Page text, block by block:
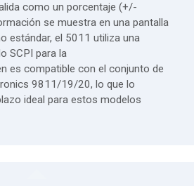
como un porcentaje (+/-
se muestra en una pantalla
estándar, el 5011 utiliza una
SCPI para la
es compatible con el conjunto de
9811/19/20, lo que lo
ideal para estos modelos